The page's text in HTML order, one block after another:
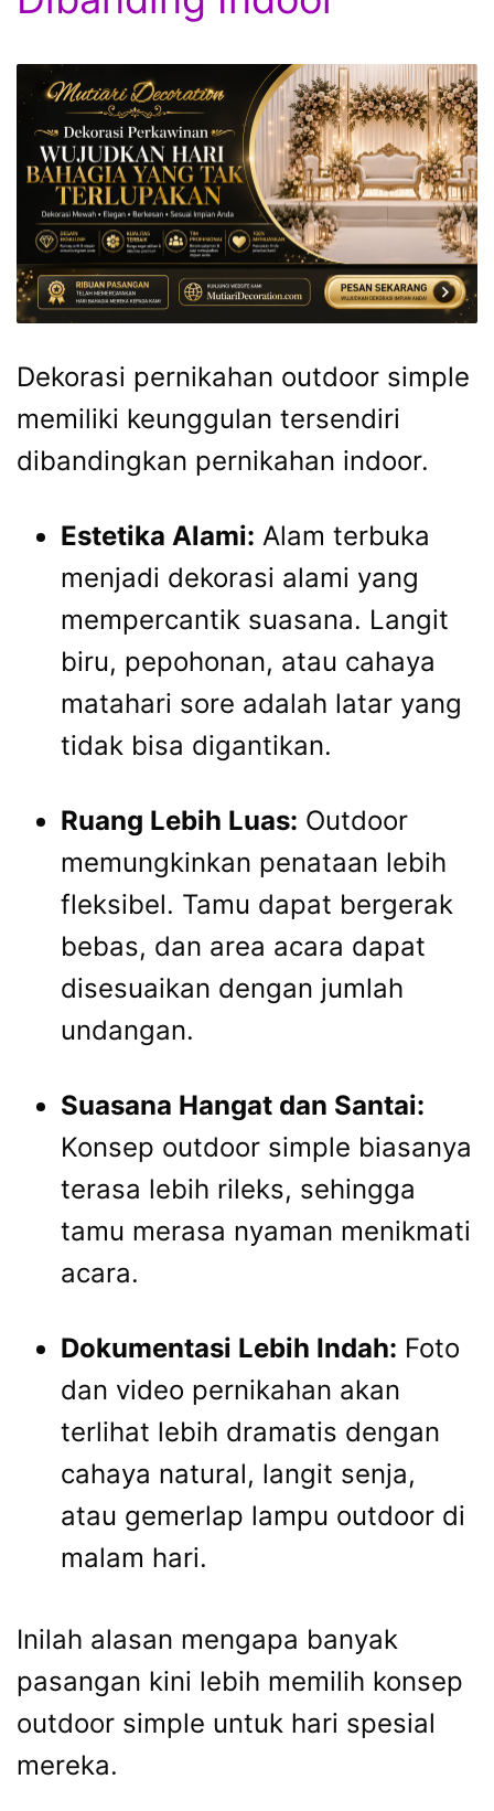
Dekorasi pernikahan outdoor simple
memiliki keunggulan tersendiri
dibandingkan pernikahan indoor.
Estetika Alami: Alam terbuka
menjadi dekorasi alami yang
mempercantik suasana. Langit
biru, pepohonan, atau cahaya
matahari sore adalah latar yang
tidak bisa digantikan.
Ruang Lebih Luas: Outdoor
memungkinkan penataan lebih
fleksibel. Tamu dapat bergerak
bebas, dan area acara dapat
disesuaikan dengan jumlah
undangan.
Suasana Hangat dan Santai:
Konsep outdoor simple biasanya
terasa lebih rileks, sehingga
tamu merasa nyaman menikmati
acara.
Dokumentasi Lebih Indah: Foto
dan video pernikahan akan
terlihat lebih dramatis dengan
cahaya natural, langit senja,
atau gemerlap lampu outdoor di
malam hari.
Inilah alasan mengapa banyak
pasangan kini lebih memilih konsep
outdoor simple untuk hari spesial
mereka.